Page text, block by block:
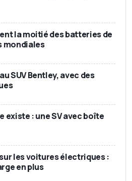
la moitié des batteries de
mondiales
SUV Bentley, avec des
existe : une SV avec boîte
les voitures électriques :
en plus